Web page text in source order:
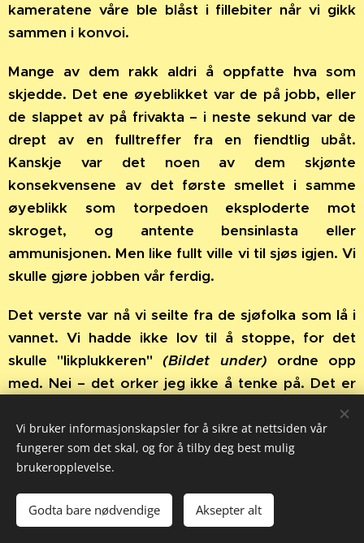
kameratene våre ble blåst i fillebiter når vi gikk
sammen i konvoi.
Mange av dem rakk aldri å oppfatte hva som
skjedde. Det ene øyeblikket var de på jobb, eller
de slappet av på frivakta – i neste sekund var de
drept av en fulltreffer fra en fiendtlig ubåt.
Kanskje var det noen av dem skjønte
konsekvensene av det første smellet i samme
øyeblikk som torpedoen eksploderte mot
skroget, og antente bensinlasta eller
ammunisjonen. Men like fullt ville vi til sjøs igjen. Vi
skulle gjøre jobben vår ferdig.
Det verste var nå vi seilte fra de sjøfolka som lå i
vannet. Vi hadde ikke lov til å stoppe, for det
skulle "likplukkeren"(Bildet under) ordne opp
med. Nei – det orker jeg ikke å tenke på. Det er
minner som fortsatt sitter spikret fast i
hukommelsen min den dag i dag.
De ble sendt ut igjen uten nåde
Etter å ha tjenestegjort om bord iMarit II
Vi bruker informasjonskapsler for å sikre at nettsiden vår
fungerer som det skal, og for å tilby deg best mulig
brukeropplevelse.
Godta bare nødvendige Aksepter alt